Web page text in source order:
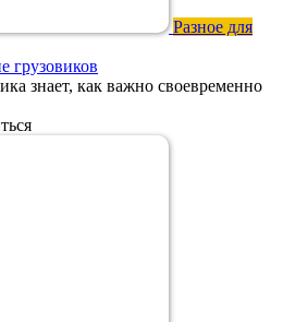
Разное для
грузовиков
знает, как важно своевременно